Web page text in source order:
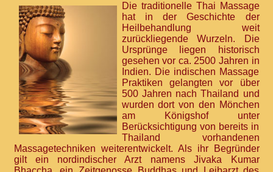
Die traditionelle Thai Massage
hat in der Geschichte der
Heilbehandlung weit
zurückliegende Wurzeln. Die
Ursprünge liegen historisch
gesehen vor ca. 2500 Jahren in
Indien. Die indischen Massage
Praktiken gelangten vor über
500 Jahren nach Thailand und
wurden dort von den Mönchen
am Königshof unter
Berücksichtigung von bereits in
Thailand vorhandenen
Massagetechniken weiterentwickelt. Als ihr Begründer
gilt ein nordindischer Arzt namens Jivaka Kumar